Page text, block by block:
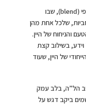
עם תום תהליך היישון, מתחיל הערבוב הסופי (blend), שבו
שלכל אחת מהן
והניחוח של היין.
וידע, בשילוב קצת
של היין, שעוד
הל”ה, בלב עמק
התנ”כי. מאז הקמתו בשנת 1998 שמים ביקב דגש על